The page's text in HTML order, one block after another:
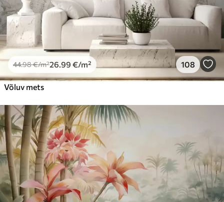
81 .67 49.00€/m²
44.98€/m²26 .99 €/m² 108
Võluv mets